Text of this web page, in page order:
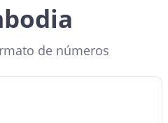
de números